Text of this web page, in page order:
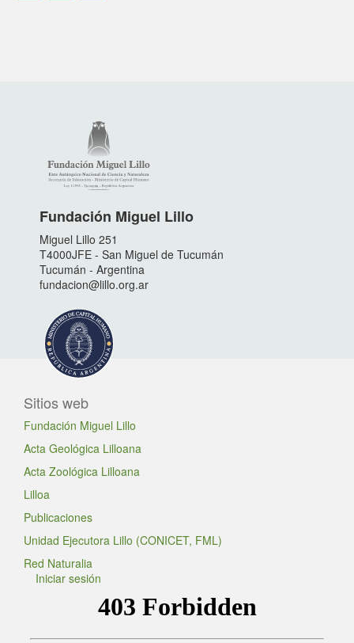
Fundación Miguel Lillo
Miguel Lillo 251
T4000JFE - San Miguel de Tucumán
Tucumán - Argentina
fundacion@lillo.org.ar
Sitios web
Fundación Miguel Lillo
Acta Geológica Lilloana
Acta Zoológica Lilloana
Lilloa
Publicaciones
Unidad Ejecutora Lillo (CONICET, FML)
Red Naturalia
Iniciar sesión